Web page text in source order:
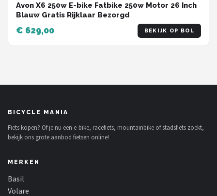
Avon X6 250w E-bike Fatbike 250w Motor 26 Inch
Blauw Gratis Rijklaar Bezorgd
€ 629,00 BEKIJK OP BOL
BICYCLE MANIA
Fiets kopen? Of je nu een e-bike, racefiets, mountainbike of stadsfiets zoekt,
bekijk ons grote aanbod fietsen online!
MERKEN
Basil
Volare